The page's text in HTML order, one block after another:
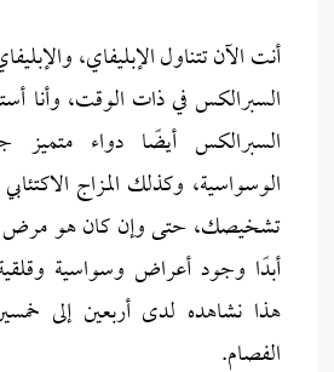
أنت الآن تتناول الإبليفاي،
السبرالكس في ذات الوقت، وأنا
السبرالكس أيضًا دواء متميز
الوسواسية، وكذلك المزاج
تشخيصك، حتى وإن كان هو مرض
أبدًا وجود أعراض وسواسية
هذا نشاهده لدى أربعين إلى
الفصام.